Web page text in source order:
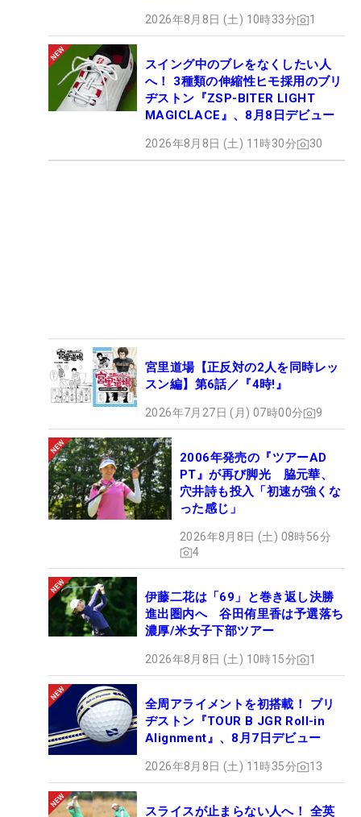
2026年8月8日 (土) 10時33分 1
スイング中のブレをなくしたい人
へ！ 3種類の伸縮性ヒモ採用のブリ
ヂストン『ZSP-BITER LIGHT
MAGICLACE』、8月8日デビュー
2026年8月8日 (土) 11時30分 30
宮里道場【正反対の2人を同時レッ
スン編】第6話／『4時!』
2026年7月27日 (月) 07時00分 9
2006年発売の『ツアーAD
PT』が再び脚光 脇元華、
穴井詩も投入「初速が強くな
った感じ」
2026年8月8日 (土) 08時56分
4
伊藤二花は「69」と巻き返し決勝
進出圏内へ 谷田侑里香は予選落ち
濃厚/米女子下部ツアー
2026年8月8日 (土) 10時15分 1
全周アライメントを初搭載！ ブリ
ヂストン『TOUR B JGR Roll-in
Alignment』、8月7日デビュー
2026年8月8日 (土) 11時35分 13
スライスが止まらない人へ！ 全英